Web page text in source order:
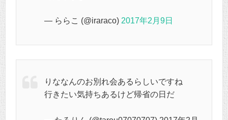
— ららこ (@iraraco) 2017年2月9日
りななんのお別れ会あるらしいですね
行きたい気持ちあるけど帰省の日だ